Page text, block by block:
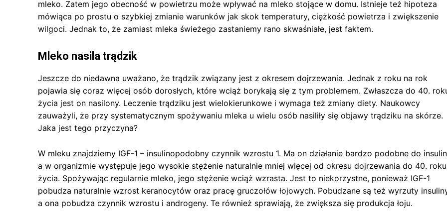
mleko. Zatem jego obecność w powietrzu może wpływać na mleko stojące w domu. Istnieje też hipoteza
mówiąca po prostu o szybkiej zmianie warunków jak skok temperatury, ciężkość powietrza i zwiększenie
wilgoci. Jednak to, że zamiast mleka świeżego zastaniemy rano skwaśniałe, jest faktem.
Mleko nasila trądzik
Jeszcze do niedawna uważano, że trądzik związany jest z okresem dojrzewania. Jednak z roku na rok
pojawia się coraz więcej osób dorosłych, które wciąż borykają się z tym problemem. Zwłaszcza do 40.
życia jest on nasilony. Leczenie trądziku jest wielokierunkowe i wymaga też zmiany diety. Naukowcy
zauważyli, że przy systematycznym spożywaniu mleka u wielu osób nasiliły się objawy trądziku na skórze.
Jaka jest tego przyczyna?
W mleku znajdziemy IGF-1 – insulinopodobny czynnik wzrostu 1. Ma on działanie bardzo podobne do
a w organizmie występuje jego wysokie stężenie naturalnie mniej więcej od okresu dojrzewania do 40. roku
życia. Spożywając regularnie mleko, jego stężenie wciąż wzrasta. Jest to niekorzystne, ponieważ IGF-1
pobudza naturalnie wzrost keranocytów oraz pracę gruczołów łojowych. Pobudzane są też wyrzuty
a ona pobudza czynnik wzrostu i androgeny. Te również sprawiają, że zwiększa się produkcja łoju.